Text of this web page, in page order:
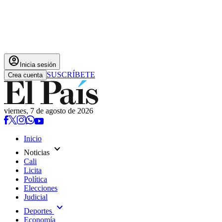
account_circle Inicia sesión
Crea cuenta SUSCRÍBETE
viernes, 7 de agosto de 2026
Inicio
Noticias expand_more
Cali
Licita
Política
Elecciones
Judicial
Deportes expand_more
Economía